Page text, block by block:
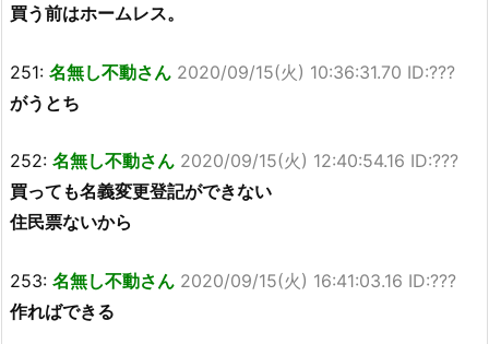
買う前はホームレス。
251: 名無し不動さん 2020/09/15(火) 10:36:31.70 ID:???
がうとち
252: 名無し不動さん 2020/09/15(火) 12:40:54.16 ID:???
買っても名義変更登記ができない
住民票ないから
253: 名無し不動さん 2020/09/15(火) 16:41:03.16 ID:???
作ればできる